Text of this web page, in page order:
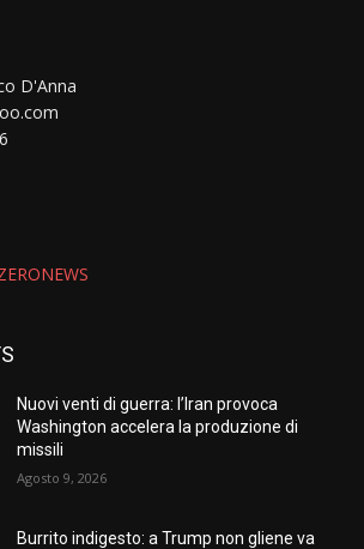
D'Anna
Nuovi venti di guerra: l’Iran provoca
Washington accelera la produzione di
missili
Agosto 9, 2026
Burrito indigesto: a Trump non gliene va